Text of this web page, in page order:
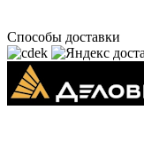
Способы доставки